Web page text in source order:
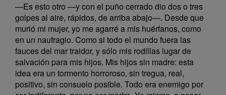
—Es esto otro —y con el puño cerrado dio dos o tres
golpes al aire, rápidos, de arriba abajo—. Desde que
murió mi mujer, yo me agarré a mis huérfanos, como
en un naufragio. Como si todo el mundo fuera las
fauces del mar traidor, y sólo mis rodillas lugar de
salvación para mis hijos. Mis hijos sin madre: esta
idea era un tormento horroroso, sin tregua, real,
positivo, sin consuelo posible. Todo era enemigo por